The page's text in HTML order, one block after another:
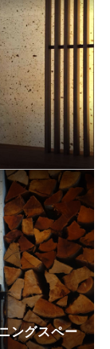
ングスペー